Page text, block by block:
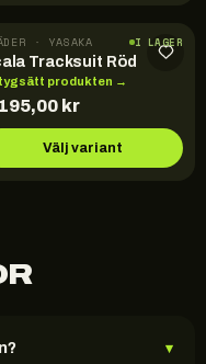
· YASAKA I LAGER
Tracksuit Röd
produkten →
kr
Välj variant
▾